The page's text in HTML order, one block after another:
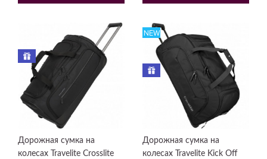
Дорожная сумка на
колесах Travelite Crosslite
Дорожная сумка на
колесах Travelite Kick Off
NEW